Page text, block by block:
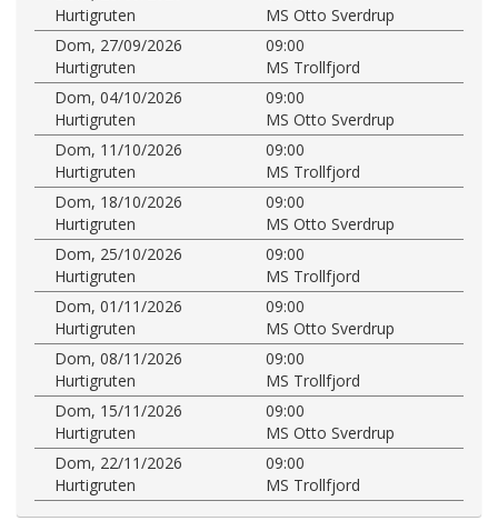
Hurtigruten
MS Otto Sverdrup
Dom, 27/09/2026
09:00
Hurtigruten
MS Trollfjord
Dom, 04/10/2026
09:00
Hurtigruten
MS Otto Sverdrup
Dom, 11/10/2026
09:00
Hurtigruten
MS Trollfjord
Dom, 18/10/2026
09:00
Hurtigruten
MS Otto Sverdrup
Dom, 25/10/2026
09:00
Hurtigruten
MS Trollfjord
Dom, 01/11/2026
09:00
Hurtigruten
MS Otto Sverdrup
Dom, 08/11/2026
09:00
Hurtigruten
MS Trollfjord
Dom, 15/11/2026
09:00
Hurtigruten
MS Otto Sverdrup
Dom, 22/11/2026
09:00
Hurtigruten
MS Trollfjord